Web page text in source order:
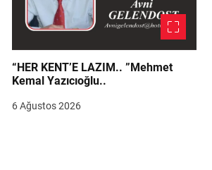
“HER KENT’E LAZIM.. ”Mehmet
Kemal Yazıcıoğlu..
6 Ağustos 2026